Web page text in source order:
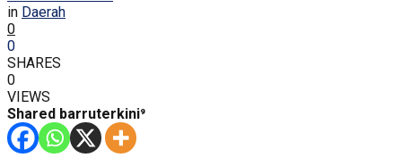
in Daerah
0
0
SHARES
0
VIEWS
Shared barruterkini⁹